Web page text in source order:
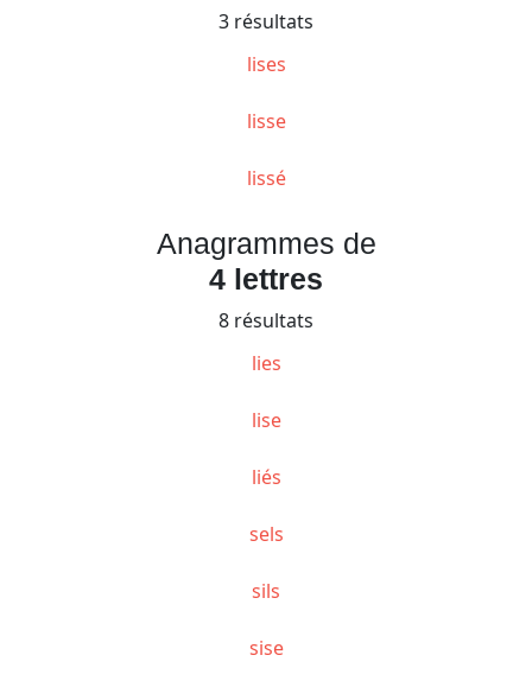
3 résultats
lises
lisse
lissé
Anagrammes de
4 lettres
8 résultats
lies
lise
liés
sels
sils
sise